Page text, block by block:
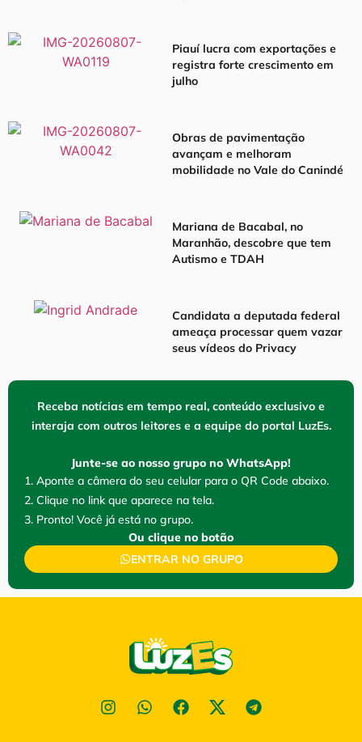
Piauí lucra com exportações e
registra forte crescimento em
julho
Obras de pavimentação
avançam e melhoram
mobilidade no Vale do Canindé
Mariana de Bacabal, no
Maranhão, descobre que tem
Autismo e TDAH
Candidata a deputada federal
ameaça processar quem vazar
seus vídeos do Privacy
Receba notícias em tempo real, conteúdo exclusivo e
interaja com outros leitores e a equipe do portal LuzEs.
Junte-se ao nosso grupo no WhatsApp!
1. Aponte a câmera do seu celular para o QR Code abaixo.
2. Clique no link que aparece na tela.
3. Pronto! Você já está no grupo.
Ou clique no botão
ENTRAR NO GRUPO